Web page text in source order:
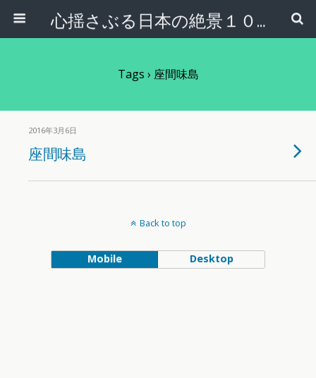
心揺さぶる日本の絶景１００選
Tags › 座間味島
2016年3月6日
座間味島
Back to top
Mobile Desktop